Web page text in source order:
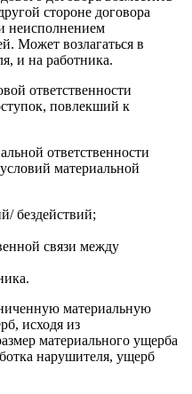
стороне договора
неисполнением
Может возлагаться в
и на работника.
ответственности
повлекший к
ответственности
материальной
бездействий;
связи между
материальную
исходя из
материального ущерба
нарушителя, ущерб